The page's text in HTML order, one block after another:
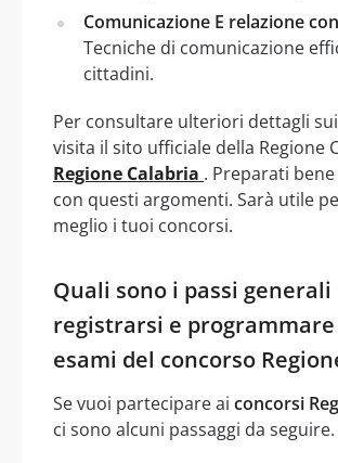
Comunicazione E relazione
Tecniche di comunicazione
cittadini.
Per consultare ulteriori dettagli
visita il sito ufficiale della Regione
Regione Calabria . Preparati
con questi argomenti. Sarà utile
meglio i tuoi concorsi.
Quali sono i passi generali
registrarsi e
esami del concorso
Se vuoi partecipare ai concorsi
ci sono alcuni passaggi da seguire.